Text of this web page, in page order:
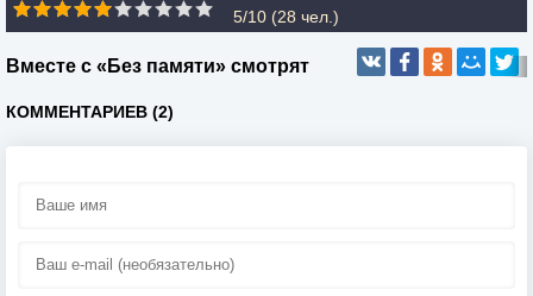
5/10 (28 чел.)
Вместе с «Без памяти» смотрят
КОММЕНТАРИЕВ (2)